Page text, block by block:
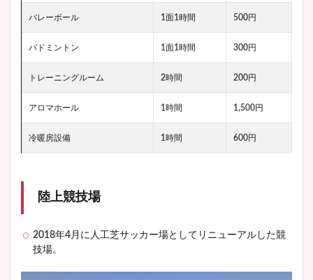
バレーボール 1面1時間 500円
バドミントン 1面1時間 300円
トレーニングルーム 2時間 200円
アロマホール 1時間 1,500円
冷暖房設備 1時間 600円
陸上競技場
2018年4月に人工芝サッカー場としてリニューアルした競
技場。